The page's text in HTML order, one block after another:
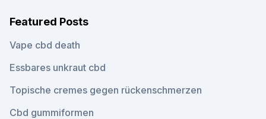
Featured Posts
Vape cbd death
Essbares unkraut cbd
Topische cremes gegen rückenschmerzen
Cbd gummiformen